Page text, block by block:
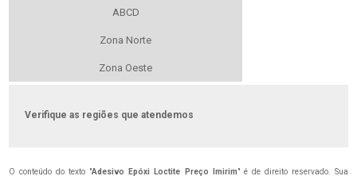
ABCD
Zona Norte
Zona Oeste
Verifique as regiões que atendemos
O conteúdo do texto "Adesivo Epóxi Loctite Preço Imirim" é de direito reservado. Sua